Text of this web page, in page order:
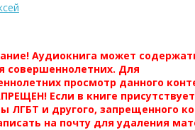
Аудиокнига может
совершеннолетних. Для
просмотр данного
Если в книге
ЛГБТ и другого, запрещенного
на почту для удаления